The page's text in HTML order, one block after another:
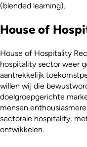
(blended learning).
House of
House of Hospitality
hospitality sector weer
aantrekkelijk
willen wij die
doelgroepgerichte
mensen
sectorale hospitality,
ontwikkelen.